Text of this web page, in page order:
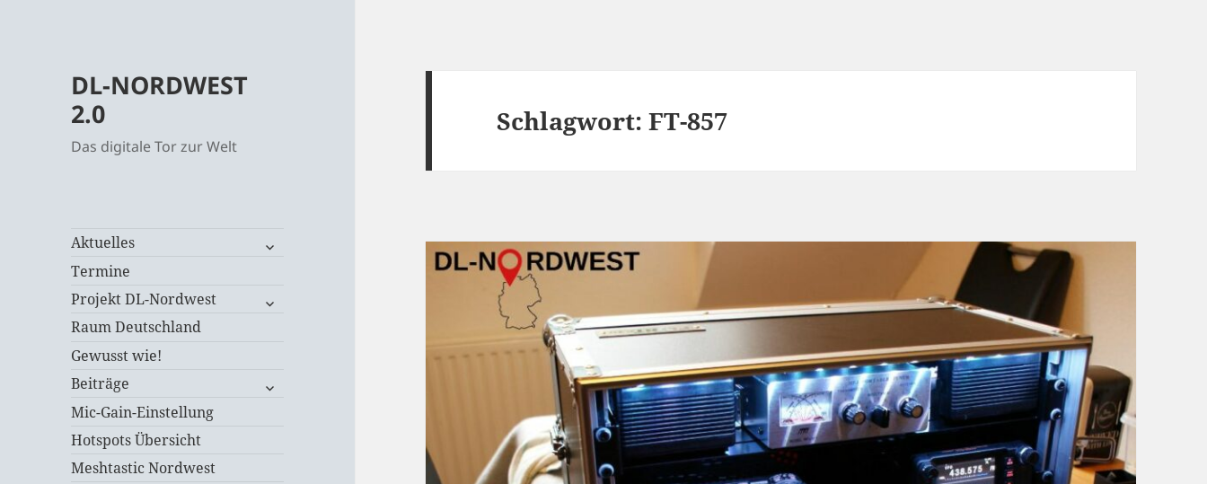
DL-NORDWEST
2.0
Das digitale Tor zur Welt
Aktuelles
untermenü
Termine
Projekt DL-Nordwest
untermenü
Raum Deutschland
Gewusst wie!
Beiträge
untermenü
Mic-Gain-Einstellung
Hotspots Übersicht
Meshtastic Nordwest
Schlagwort:FT-857